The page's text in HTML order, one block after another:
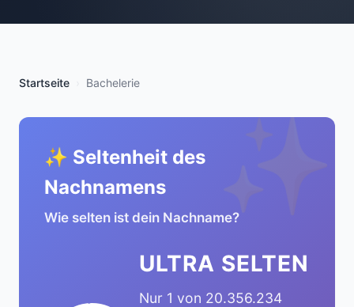
Startseite Bachelerie
✨
✨ Seltenheit des
Nachnamens
Wie selten ist dein Nachname?
ULTRA SELTEN
Nur 1 von 20.356.234